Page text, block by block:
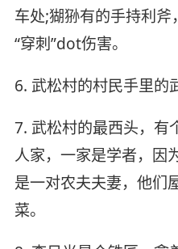
车处;猢狲有的手持利
“穿刺”dot伤害。
6. 武松村的村民手里的
7. 武松村的最西头，有
人家，一家是学者，因
是一对农夫夫妻，他们
菜。